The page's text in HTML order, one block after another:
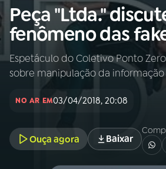
Buscar
na
Rádio
MEC
Buscar
Início
Peça "Ltda."
fenômeno das
Espetáculo do Coletivo Ponto
sobre manipulação da informação
NO AR EM03/04/2018, 20:08
Ouça agora Baixar